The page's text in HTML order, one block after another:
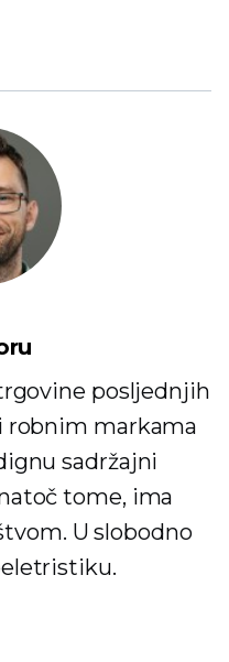
posljednjih
robnim markama
sadržajni
tome, ima
U slobodno